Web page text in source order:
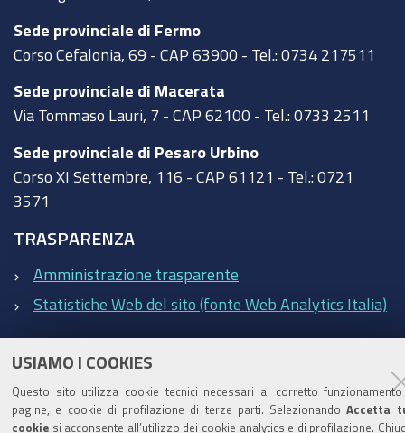
USIAMO I COOKIES
Questo sito utilizza cookie tecnici necessari al corretto funzionamento
pagine, e cookie di profilazione di terze parti. SelezionandoAccetta
cookie si acconsente all’utilizzo dei cookie analytics e di profilazione.
Sede provinciale di Fermo
Corso Cefalonia, 69 - CAP 63900 - Tel.: 0734 217511
Sede provinciale di Macerata
Via Tommaso Lauri, 7 - CAP 62100 - Tel.: 0733 2511
Sede provinciale di Pesaro Urbino
Corso XI Settembre, 116 - CAP 61121 - Tel.: 0721
3571
TRASPARENZA
Amministrazione trasparente
Statistiche Web del sito (fonte Web Analytics Italia)
Mappa del sito Privacy policy
Note legali
Accessibilità
Dichiarazione di accessibilità